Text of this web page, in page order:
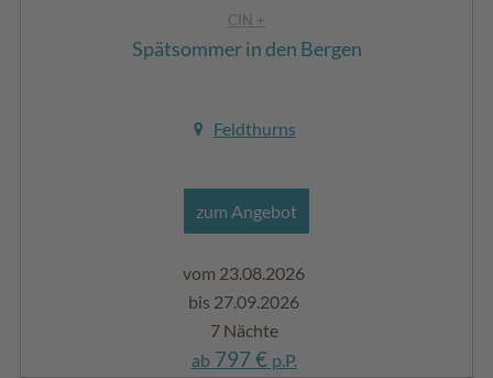
CIN +
Spätsommer in den Bergen
Feldthurns
zum Angebot
vom 23.08.2026
bis 27.09.2026
7 Nächte
ab797 € p.P.